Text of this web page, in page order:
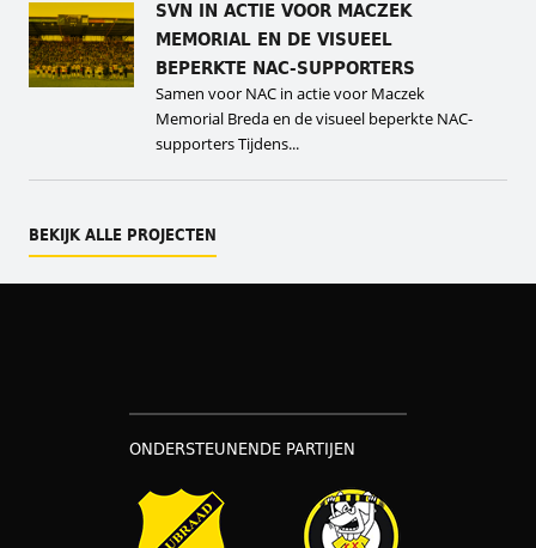
SVN IN ACTIE VOOR MACZEK
MEMORIAL EN DE VISUEEL
BEPERKTE NAC-SUPPORTERS
Samen voor NAC in actie voor Maczek
Memorial Breda en de visueel beperkte NAC-
supporters Tijdens...
BEKIJK ALLE PROJECTEN
ONDERSTEUNENDE PARTIJEN